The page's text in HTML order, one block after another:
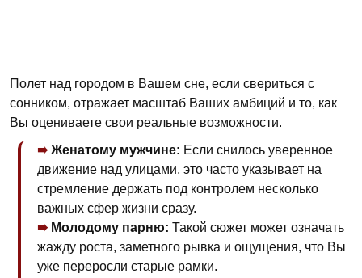
Полет над городом в Вашем сне, если свериться с
сонником, отражает масштаб Ваших амбиций и то, как
Вы оцениваете свои реальные возможности.
Женатому мужчине: Если снилось уверенное
движение над улицами, это часто указывает на
стремление держать под контролем несколько
важных сфер жизни сразу.
Молодому парню: Такой сюжет может означать
жажду роста, заметного рывка и ощущения, что Вы
уже переросли старые рамки.